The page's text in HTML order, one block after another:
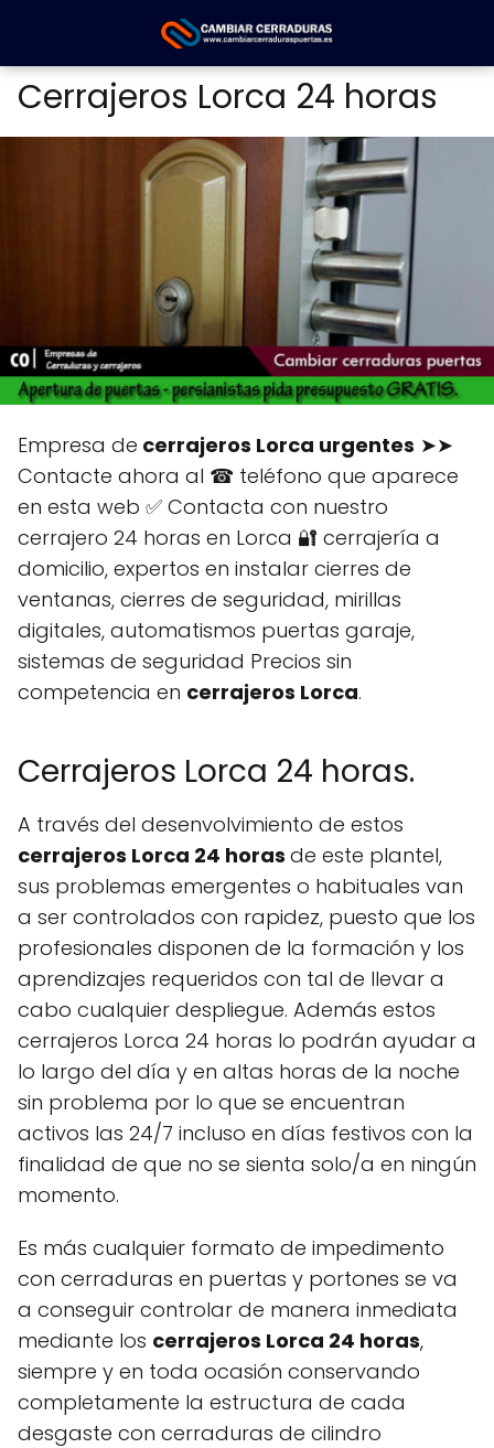
Cerrajeros Lorca 24 horas
Empresa de cerrajeros Lorca urgentes ➤➤
Contacte ahora al ☎ teléfono que aparece
en esta web ✅ Contacta con nuestro
cerrajero 24 horas en Lorca 🔐 cerrajería a
domicilio, expertos en instalar cierres de
ventanas, cierres de seguridad, mirillas
digitales, automatismos puertas garaje,
sistemas de seguridad Precios sin
competencia en cerrajeros Lorca.
Cerrajeros Lorca 24 horas.
A través del desenvolvimiento de estos
cerrajeros Lorca 24 horas de este plantel,
sus problemas emergentes o habituales van
a ser controlados con rapidez, puesto que los
profesionales disponen de la formación y los
aprendizajes requeridos con tal de llevar a
cabo cualquier despliegue. Además estos
cerrajeros Lorca 24 horas lo podrán ayudar a
lo largo del día y en altas horas de la noche
sin problema por lo que se encuentran
activos las 24/7 incluso en días festivos con la
finalidad de que no se sienta solo/a en ningún
momento.
Es más cualquier formato de impedimento
con cerraduras en puertas y portones se va
a conseguir controlar de manera inmediata
mediante los cerrajeros Lorca 24 horas,
siempre y en toda ocasión conservando
completamente la estructura de cada
desgaste con cerraduras de cilindro